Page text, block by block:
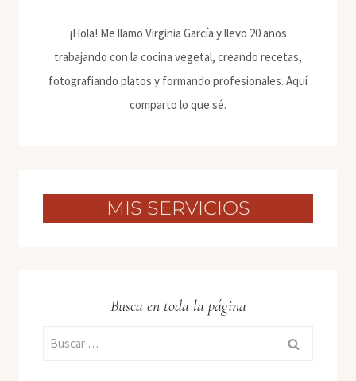
¡Hola! Me llamo Virginia García y llevo 20 años
trabajando con la cocina vegetal, creando recetas,
fotografiando platos y formando profesionales. Aquí
comparto lo que sé.
MIS SERVICIOS
Busca en toda la página
Buscar: